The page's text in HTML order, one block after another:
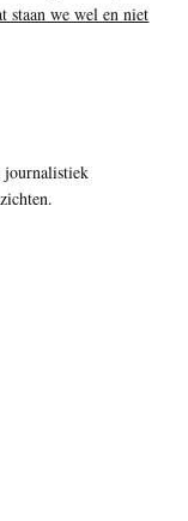
staan we wel en niet
journalistiek